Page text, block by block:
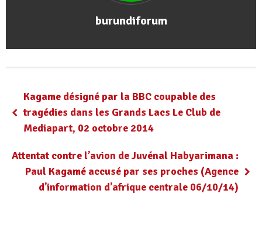
burundiforum
Kagame désigné par la BBC coupable des
tragédies dans les Grands Lacs Le Club de
Mediapart, 02 octobre 2014
Attentat contre l’avion de Juvénal Habyarimana :
Paul Kagamé accusé par ses proches (Agence
d’information d’afrique centrale 06/10/14)